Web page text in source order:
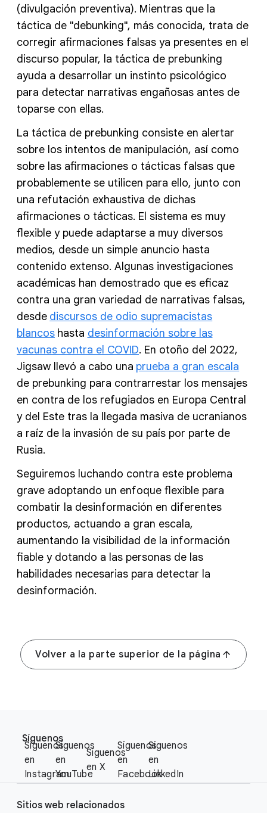
(divulgación preventiva). Mientras que la
táctica de "debunking", más conocida, trata de
corregir afirmaciones falsas ya presentes en el
discurso popular, la táctica de prebunking
ayuda a desarrollar un instinto psicológico
para detectar narrativas engañosas antes de
toparse con ellas.
La táctica de prebunking consiste en alertar
sobre los intentos de manipulación, así como
sobre las afirmaciones o tácticas falsas que
probablemente se utilicen para ello, junto con
una refutación exhaustiva de dichas
afirmaciones o tácticas. El sistema es muy
flexible y puede adaptarse a muy diversos
medios, desde un simple anuncio hasta
contenido extenso. Algunas investigaciones
académicas han demostrado que es eficaz
contra una gran variedad de narrativas falsas,
desde discursos de odio supremacistas
blancos hasta desinformación sobre las
vacunas contra el COVID. En otoño del 2022,
Jigsaw llevó a cabo una prueba a gran escala
de prebunking para contrarrestar los mensajes
en contra de los refugiados en Europa Central
y del Este tras la llegada masiva de ucranianos
a raíz de la invasión de su país por parte de
Rusia.
Seguiremos luchando contra este problema
grave adoptando un enfoque flexible para
combatir la desinformación en diferentes
productos, actuando a gran escala,
aumentando la visibilidad de la información
fiable y dotando a las personas de las
habilidades necesarias para detectar la
desinformación.
Volver a la parte superior de la página
e
S
o
c
l
Síguenos
Síguenos
en
Instagram
Síguenos
en
YouTube
Síguenos
en X
Síguenos
en
Facebook
Síguenos
en
LinkedIn
Sitios web relacionados